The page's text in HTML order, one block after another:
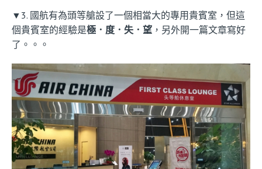
▼3. 國航有為頭等艙設了一個相當大的專用貴賓室，但這
個貴賓室的經驗是極．度．失．望 ，另外開一篇文章寫好
了。。。